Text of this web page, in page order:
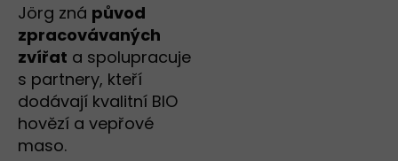
Jörg zná původ
zpracovávaných
zvířat a spolupracuje
s partnery, kteří
dodávají kvalitní BIO
hovězí a vepřové
maso.